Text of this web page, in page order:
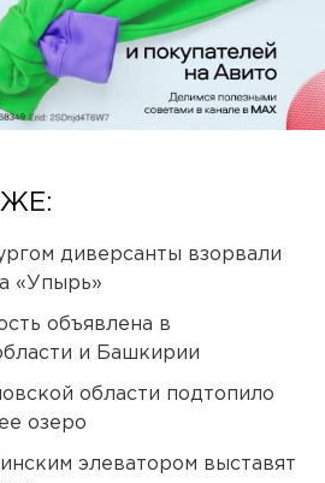
диверсанты взорвали
«Упырь»
объявлена в
и Башкирии
области подтопило
озеро
элеватором выставят